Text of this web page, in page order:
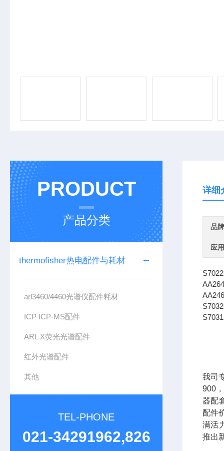
PRODUCT
产品分类
thermofisher热电配件与耗材
arl3460/4460光谱仪配件耗材
ICP ICP-MS配件
ARL X荧光光谱配件
红外光谱配件
其他
TEL-PHONE
021-34291962,826
详细
品牌
应
我司
900
器配
配件
满活
推出